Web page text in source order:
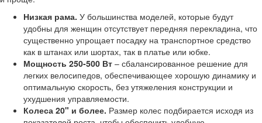
Низкая рама. У большинства моделей, которые будут
удобны для женщин отсутствует передняя перекладина, что
существенно упрощает посадку на транспортное средство
как в штанах или шортах, так в платье или юбке.
Мощность 250-500 Вт – сбалансированное решение для
легких велосипедов, обеспечивающее хорошую динамику и
оптимальную скорость, без утяжеления конструкции и
ухудшения управляемости.
Колеса 20" и более. Размер колес подбирается исходя из